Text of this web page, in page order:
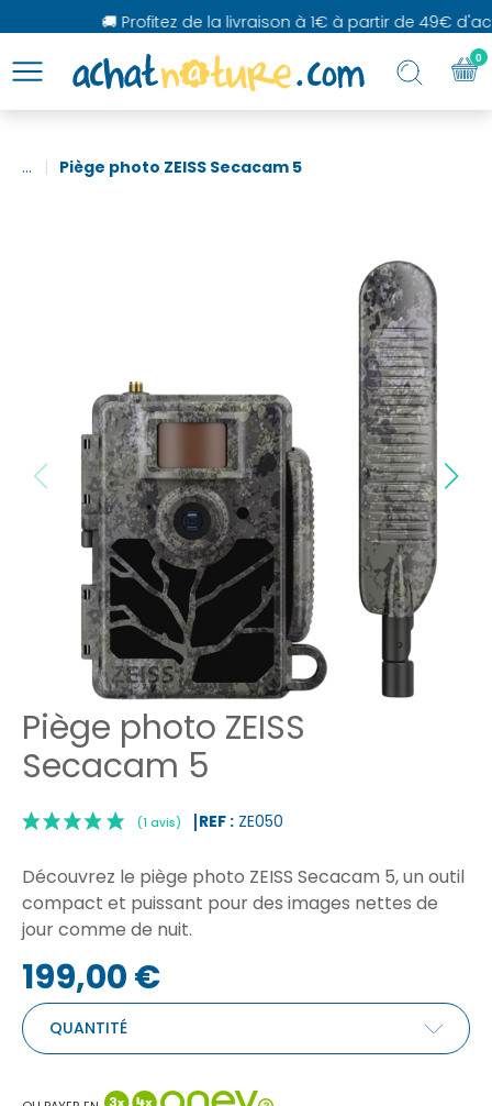
🚚 Profitez de la livraison à 1€ à partir de 49€
... Piège photo ZEISS Secacam 5
Piège photo ZEISS
Secacam 5
REF : ZE050
Découvrez le piège photo ZEISS Secacam 5, un outil
compact et puissant pour des images nettes de
jour comme de nuit.
199,00 €
QUANTITÉ
0